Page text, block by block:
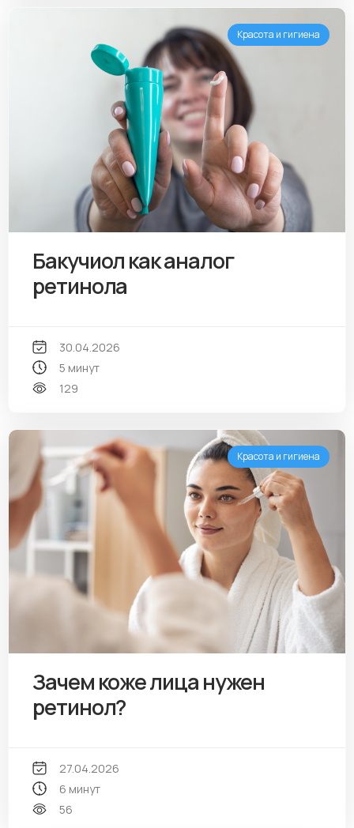
Красота и гигиена
Бакучиол как аналог
ретинола
30.04.2026
5 минут
129
Красота и гигиена
Зачем коже лица нужен
ретинол?
27.04.2026
6 минут
56